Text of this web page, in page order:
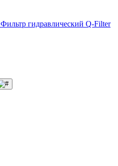
Фильтр гидравлический Q-Filter